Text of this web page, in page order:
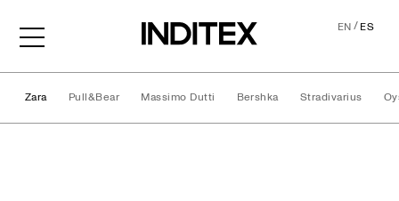
EN/ES
Zara Pull&Bear Massimo Dutti Bershka Stradivarius